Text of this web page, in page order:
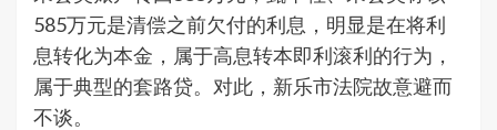
585万元是清偿之前欠付的利息，明显是在将利
息转化为本金，属于高息转本即利滚利的行为，
属于典型的套路贷。对此，新乐市法院故意避而
不谈。